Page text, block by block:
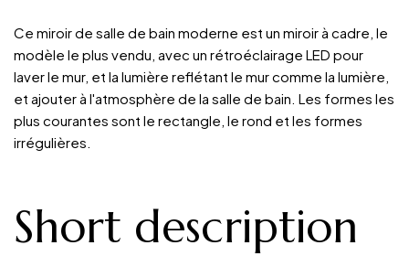
Ce miroir de salle de bain moderne est un miroir à cadre, le
modèle le plus vendu, avec un rétroéclairage LED pour
laver le mur, et la lumière reflétant le mur comme la lumière,
et ajouter à l'atmosphère de la salle de bain. Les formes les
plus courantes sont le rectangle, le rond et les formes
irrégulières.
Short description